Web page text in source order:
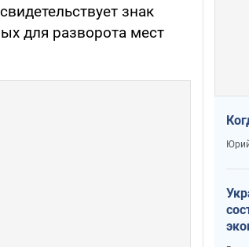
знак
для разворота мест